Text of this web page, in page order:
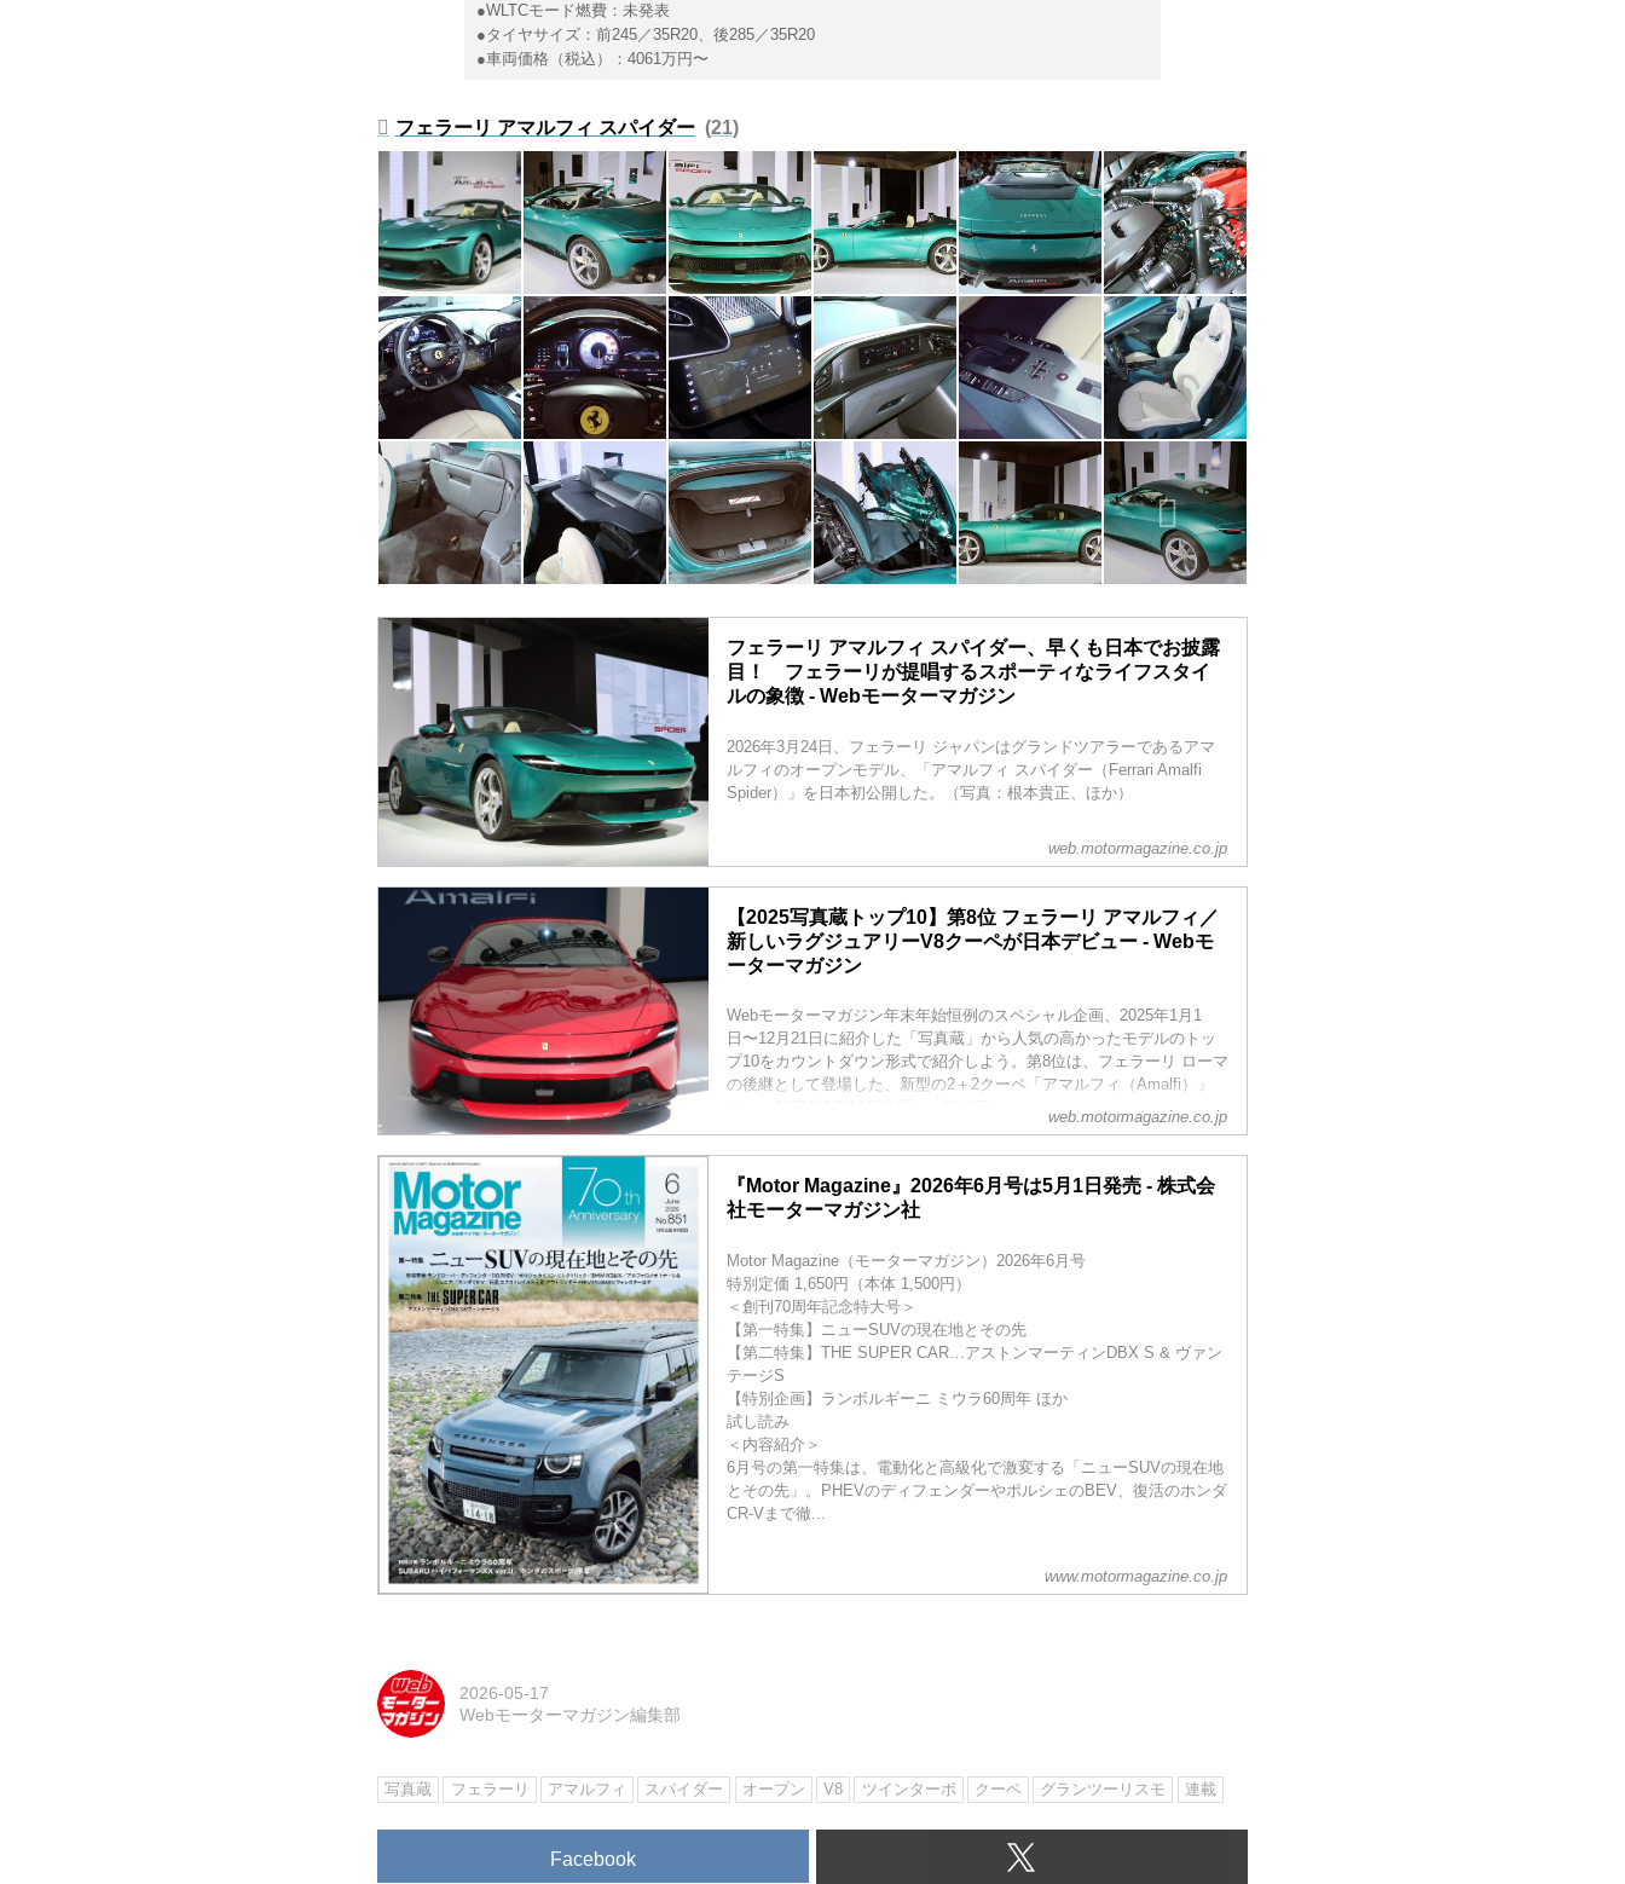
●WLTCモード燃費：未発表
●タイヤサイズ：前245／35R20、後285／35R20
●車両価格（税込）：4061万円〜
フェラーリ アマルフィ スパイダー 21
フェラーリ アマルフィ スパイダー、早くも日本でお披露
目！ フェラーリが提唱するスポーティなライフスタイ
ルの象徴 - Webモーターマガジン
2026年3月24日、フェラーリ ジャパンはグランドツアラーであるアマ
ルフィのオープンモデル、「アマルフィ スパイダー（Ferrari Amalfi
Spider）」を日本初公開した。（写真：根本貴正、ほか）
web.motormagazine.co.jp
【2025写真蔵トップ10】第8位 フェラーリ アマルフィ／
新しいラグジュアリーV8クーペが日本デビュー - Webモ
ーターマガジン
Webモーターマガジン年末年始恒例のスペシャル企画、2025年1月1
日〜12月21日に紹介した「写真蔵」から人気の高かったモデルのトッ
プ10をカウントダウン形式で紹介しよう。第8位は、フェラーリ ローマ
の後継として登場した、新型の2＋2クーペ「アマルフィ（Amalfi）」
web.motormagazine.co.jp
『Motor Magazine』2026年6月号は5月1日発売 - 株式会
社モーターマガジン社
Motor Magazine（モーターマガジン）2026年6月号
特別定価 1,650円（本体 1,500円）
＜創刊70周年記念特大号＞
【第一特集】ニューSUVの現在地とその先
【第二特集】THE SUPER CAR…アストンマーティンDBX S & ヴァン
テージS
【特別企画】ランボルギーニ ミウラ60周年 ほか
試し読み
＜内容紹介＞
6月号の第一特集は、電動化と高級化で激変する「ニューSUVの現在地
とその先」。PHEVのディフェンダーやポルシェのBEV、復活のホンダ
CR-Vまで徹...
www.motormagazine.co.jp
2026-05-17
Webモーターマガジン編集部
写真蔵 フェラーリ アマルフィ スパイダー オープン V8 ツインターボ クーペ グランツーリスモ 連載
Facebook